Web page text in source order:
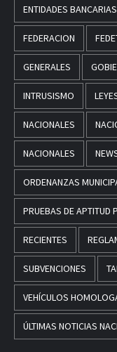
ENTIDADES BANCARIAS
FEDERACION
GENERALES
INTRUSISMO
NACIONALES
NACIONALES
ORDENANZAS
PRUEBAS DE APTITUD
RECIENTES
SUBVENCIONES
VEHÍCULOS
ÚLTIMAS NOTICIAS